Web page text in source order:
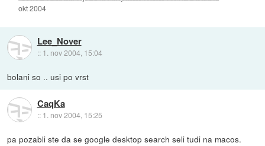
okt 2004
Lee_Nover
:: 1. nov 2004, 15:04
bolani so .. usi po vrst
CaqKa
:: 1. nov 2004, 15:25
pa pozabli ste da se google desktop search seli tudi na macos.